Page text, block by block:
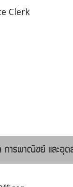
Clerk
การพาณิชย์ และ